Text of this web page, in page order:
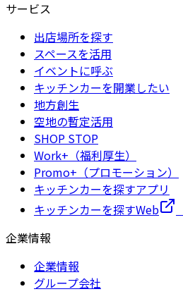
サービス
出店場所を探す
スペースを活用
イベントに呼ぶ
キッチンカーを開業したい
地方創生
空地の暫定活用
SHOP STOP
Work+（福利厚生）
Promo+（プロモーション）
キッチンカーを探すアプリ
キッチンカーを探すWeb
企業情報
企業情報
グループ会社